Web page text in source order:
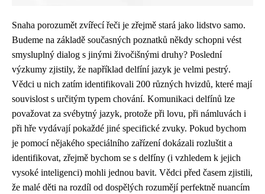
Snaha porozumět zvířecí řeči je zřejmě stará jako lidstvo samo.
Budeme na základě současných poznatků někdy schopni vést
smysluplný dialog s jinými živočišnými druhy? Poslední
výzkumy zjistily, že například delfíní jazyk je velmi pestrý.
Vědci u nich zatím identifikovali 200 různých hvizdů, které mají
souvislost s určitým typem chování. Komunikaci delfínů lze
považovat za svébytný jazyk, protože při lovu, při námluvách i
při hře vydávají pokaždé jiné specifické zvuky. Pokud bychom
je pomocí nějakého speciálního zařízení dokázali rozluštit a
identifikovat, zřejmě bychom se s delfíny (i vzhledem k jejich
vysoké inteligenci) mohli jednou bavit. Vědci před časem zjistili,
že malé děti na rozdíl od dospělých rozumějí perfektně nuancím